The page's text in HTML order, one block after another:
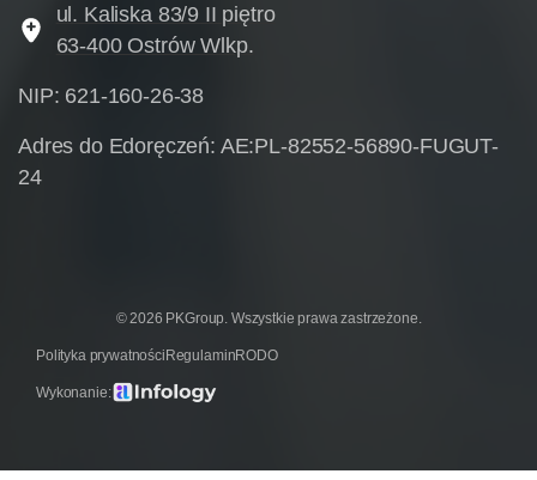
ul. Kaliska 83/9 II piętro
63-400 Ostrów Wlkp.
NIP: 621-160-26-38
Adres do Edoręczeń: AE:PL-82552-56890-FUGUT-
24
© 2026 PKGroup. Wszystkie prawa zastrzeżone.
Polityka prywatnościRegulaminRODO
Wykonanie: